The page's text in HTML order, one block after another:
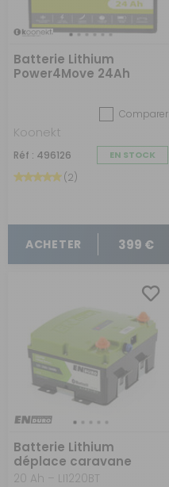
Batterie Lithium
Power4Move 24Ah
Comparer
Koonekt
Réf : 496126 EN STOCK
(2)
ACHETER 399 €
Batterie Lithium
déplace caravane
20 Ah – LI1220BT